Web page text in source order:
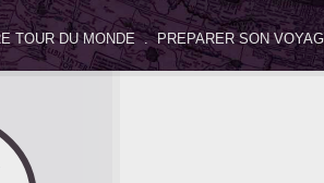
TOUR DU MONDE. PREPARER SON
Sélectionnez